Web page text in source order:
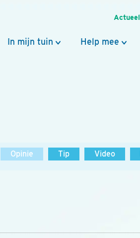
Actueel
In mijn tuin Help mee
Opinie Tip Video